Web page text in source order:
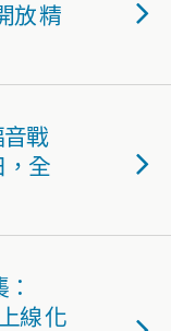
放 精
音戰
，全
線 化